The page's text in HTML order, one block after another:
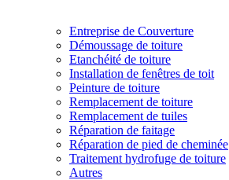
Entreprise de Couverture
Démoussage de toiture
Etanchéité de toiture
Installation de fenêtres de toit
Peinture de toiture
Remplacement de toiture
Remplacement de tuiles
Réparation de faitage
Réparation de pied de cheminée
Traitement hydrofuge de toiture
Autres